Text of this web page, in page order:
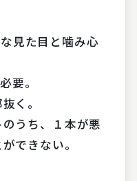
見た目と噛み心
要。
く。
ち、１本が悪
できない。